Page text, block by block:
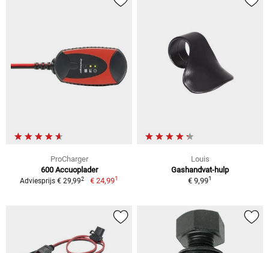
ProCharger
600 Accuoplader
Adviesprijs € 29,992 € 24,991
Louis
Gashandvat-hulp
€ 9,991